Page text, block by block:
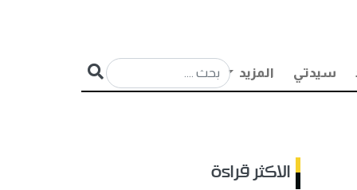
سيدتي المزيد
الاكثر قراءة